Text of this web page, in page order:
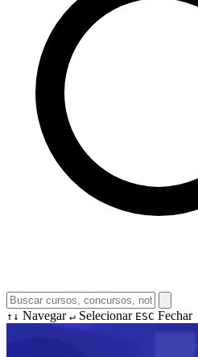
↑↓ Navegar ↵ Selecionar ESC Fechar